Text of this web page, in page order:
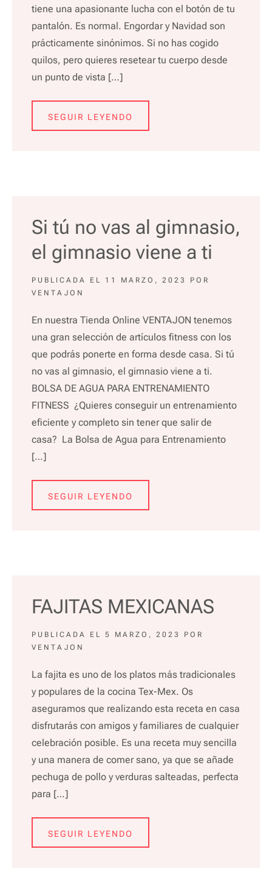
tiene una apasionante lucha con el botón de tu
pantalón. Es normal. Engordar y Navidad son
prácticamente sinónimos. Si no has cogido
quilos, pero quieres resetear tu cuerpo desde
un punto de vista […]
SEGUIR LEYENDO
Si tú no vas al gimnasio,
el gimnasio viene a ti
PUBLICADA EL 11 MARZO, 2023
POR
VENTAJON
En nuestra Tienda Online VENTAJON tenemos
una gran selección de artículos fitness con los
que podrás ponerte en forma desde casa. Si tú
no vas al gimnasio, el gimnasio viene a ti.
BOLSA DE AGUA PARA ENTRENAMIENTO
FITNESS ¿Quieres conseguir un entrenamiento
eficiente y completo sin tener que salir de
casa? La Bolsa de Agua para Entrenamiento
[…]
SEGUIR LEYENDO
FAJITAS MEXICANAS
PUBLICADA EL 5 MARZO, 2023
POR
VENTAJON
La fajita es uno de los platos más tradicionales
y populares de la cocina Tex-Mex. Os
aseguramos que realizando esta receta en casa
disfrutarás con amigos y familiares de cualquier
celebración posible. Es una receta muy sencilla
y una manera de comer sano, ya que se añade
pechuga de pollo y verduras salteadas, perfecta
para […]
SEGUIR LEYENDO